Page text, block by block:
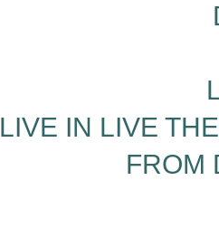
LIVE IN LIVE
FROM